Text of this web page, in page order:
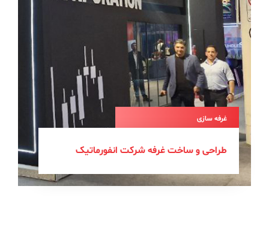
و ساخت غرفه شرکت انفورماتیک